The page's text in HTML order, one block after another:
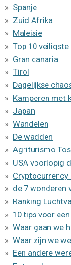
Spanje
Zuid Afrika
Maleisie
Top 10
Gran canaria
Tirol
Dagelijkse
Kamperen met
Japan
Wandelen
De wadden
Agriturismo
USA voorlopig
Cryptocurrency
de 7 wonderen
Ranking
10 tips voor
Waar gaan we
Waar zijn we
Een andere